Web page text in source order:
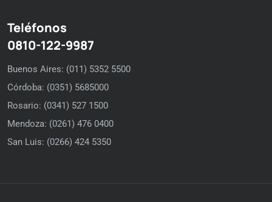
Teléfonos
0810-122-9987
Buenos Aires: (011) 5352 5500
Córdoba: (0351) 5685000
Rosario: (0341) 527 1500
Mendoza: (0261) 476 0400
San Luis: (0266) 424 5350